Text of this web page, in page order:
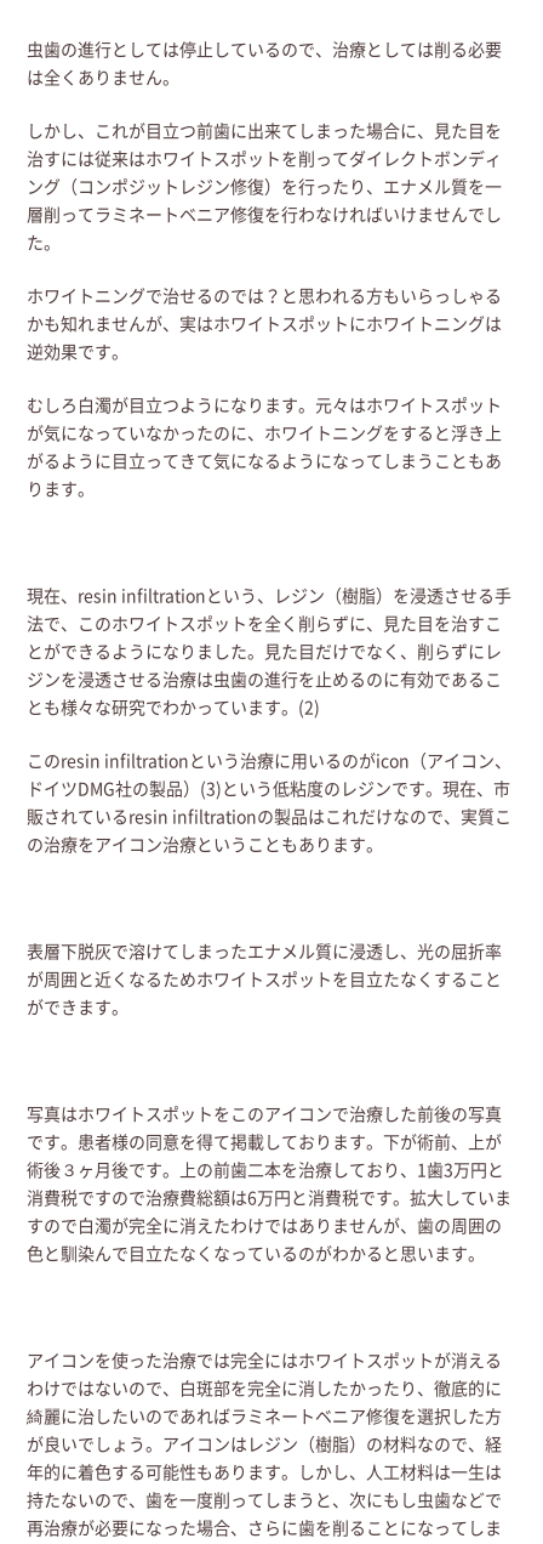
虫歯の進行としては停止しているので、治療としては削る必要
は全くありません。
しかし、これが目立つ前歯に出来てしまった場合に、見た目を
治すには従来はホワイトスポットを削ってダイレクトボンディ
ング（コンポジットレジン修復）を行ったり、エナメル質を一
層削ってラミネートベニア修復を行わなければいけませんでし
た。
ホワイトニングで治せるのでは？と思われる方もいらっしゃる
かも知れませんが、実はホワイトスポットにホワイトニングは
逆効果です。
むしろ白濁が目立つようになります。元々はホワイトスポット
が気になっていなかったのに、ホワイトニングをすると浮き上
がるように目立ってきて気になるようになってしまうこともあ
ります。
現在、resin infiltrationという、レジン（樹脂）を浸透させる手
法で、このホワイトスポットを全く削らずに、見た目を治すこ
とができるようになりました。見た目だけでなく、削らずにレ
ジンを浸透させる治療は虫歯の進行を止めるのに有効であるこ
とも様々な研究でわかっています。(2)
このresin infiltrationという治療に用いるのがicon（アイコン、
ドイツDMG社の製品）(3)という低粘度のレジンです。現在、市
販されているresin infiltrationの製品はこれだけなので、実質こ
の治療をアイコン治療ということもあります。
表層下脱灰で溶けてしまったエナメル質に浸透し、光の屈折率
が周囲と近くなるためホワイトスポットを目立たなくすること
ができます。
写真はホワイトスポットをこのアイコンで治療した前後の写真
です。患者様の同意を得て掲載しております。下が術前、上が
術後３ヶ月後です。上の前歯二本を治療しており、1歯3万円と
消費税ですので治療費総額は6万円と消費税です。拡大していま
すので白濁が完全に消えたわけではありませんが、歯の周囲の
色と馴染んで目立たなくなっているのがわかると思います。
アイコンを使った治療では完全にはホワイトスポットが消える
わけではないので、白斑部を完全に消したかったり、徹底的に
綺麗に治したいのであればラミネートベニア修復を選択した方
が良いでしょう。アイコンはレジン（樹脂）の材料なので、経
年的に着色する可能性もあります。しかし、人工材料は一生は
持たないので、歯を一度削ってしまうと、次にもし虫歯などで
再治療が必要になった場合、さらに歯を削ることになってしま